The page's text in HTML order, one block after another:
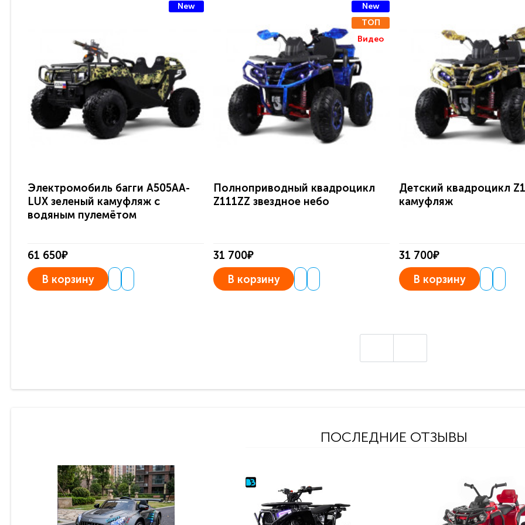
New
Электромобиль багги A505AA-
LUX зеленый камуфляж с
водяным пулемётом
61 650₽
В корзину
New
ТОП
Видео
Полноприводный квадроцикл
Z111ZZ звездное небо
31 700₽
В корзину
Детский квадроцикл
камуфляж
31 700₽
В корзину
ПОСЛЕДНИЕ ОТЗЫВЫ